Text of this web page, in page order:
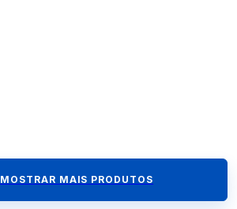
MOSTRAR MAIS PRODUTOS